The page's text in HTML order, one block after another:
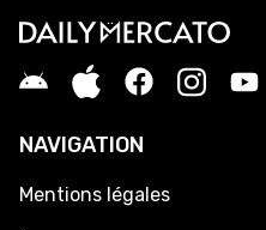
NAVIGATION
Mentions légales